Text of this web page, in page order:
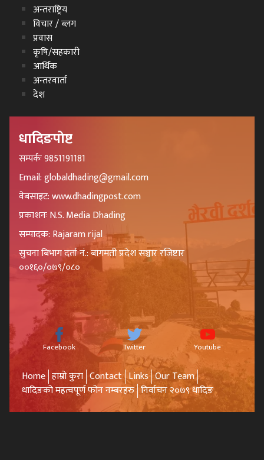
अन्तराष्ट्रिय
विचार / ब्लग
प्रवास
कृषि/सहकारी
आर्थिक
अन्तरवार्ता
देश
धादिङपोष्ट
सम्पर्कः 9851191181
Email: globaldhading@gmail.com
वेबसाइट: www.dhadingpost.com
प्रकाशनः N.S. Media Dhading
सम्पादक: Rajaram rijal
सुचना बिभाग दर्ता नं.: बागमती प्रदेश सञ्चार रजिष्टार
००१६०/०७९/०८०
Facebook Twitter Youtube
Home हाम्रो कुरा Contact Links Our Team
धादिङको महत्वपूर्ण फोन नम्बरहरु निर्वाचन २०७९ धादिङ